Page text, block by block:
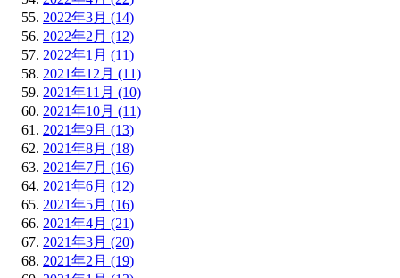
2022年3月 (14)
2022年2月 (12)
2022年1月 (11)
2021年12月 (11)
2021年11月 (10)
2021年10月 (11)
2021年9月 (13)
2021年8月 (18)
2021年7月 (16)
2021年6月 (12)
2021年5月 (16)
2021年4月 (21)
2021年3月 (20)
2021年2月 (19)